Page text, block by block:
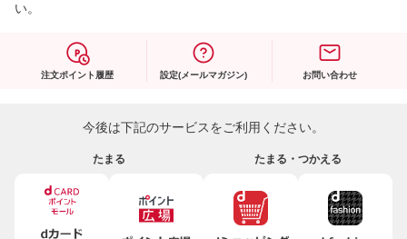
い。
注文ポイント履歴 設定(メールマガジン) お問い合わせ
今後は下記のサービスをご利用ください。
たまる たまる・つかえる